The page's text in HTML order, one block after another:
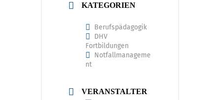
KATEGORIEN
Berufspädagogik
DHV
Fortbildungen
Notfallmanageme
nt
VERANSTALTER